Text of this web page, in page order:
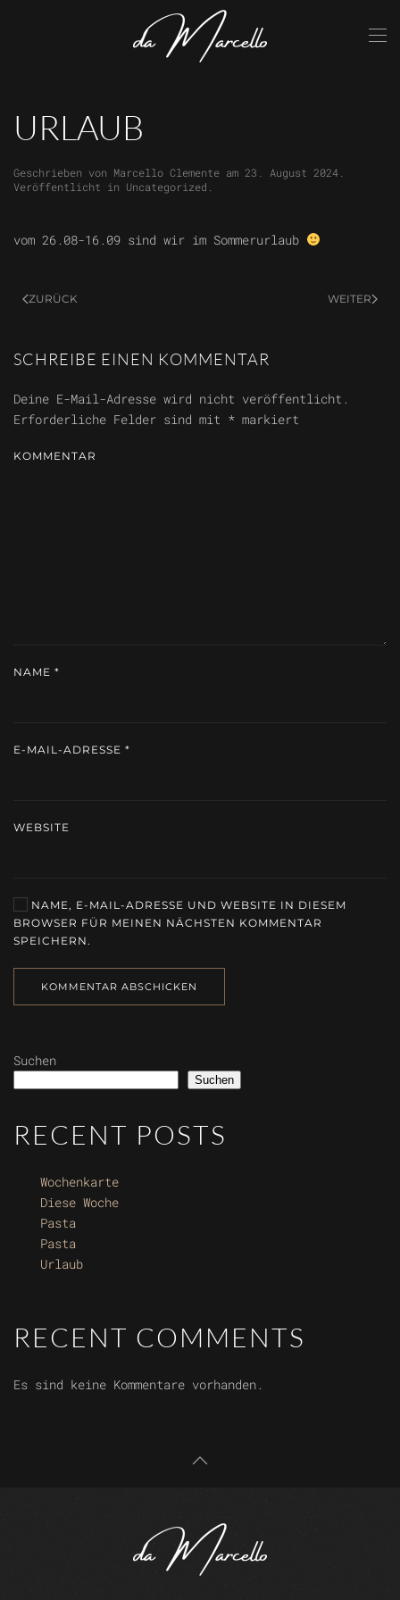
Skip to main content
URLAUB
Geschrieben von Marcello Clemente am 23. August 2024
Veröffentlicht in Uncategorized
vom 26.08-16.09 sind wir im Sommerurlaub
ZURÜCK WEITER
SCHREIBE EINEN KOMMENTAR
Deine E-Mail-Adresse wird nicht veröffentlicht.
Erforderliche Felder sind mit * markiert
KOMMENTAR
NAME *
E-MAIL-ADRESSE *
WEBSITE
NAME, E-MAIL-ADRESSE UND WEBSITE IN DIESEM
BROWSER FÜR MEINEN NÄCHSTEN KOMMENTAR
SPEICHERN.
KOMMENTAR ABSCHICKEN
Suchen
Suchen
RECENT POSTS
Wochenkarte
Diese Woche
Pasta
Pasta
Urlaub
RECENT COMMENTS
Es sind keine Kommentare vorhanden.